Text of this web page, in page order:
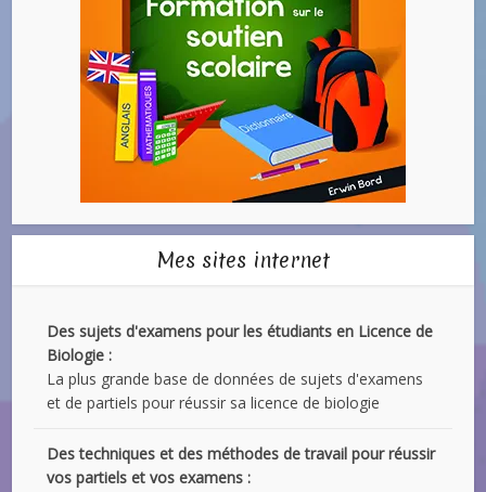
Mes sites internet
Des sujets d'examens pour les étudiants en Licence de
Biologie :
La plus grande base de données de sujets d'examens
et de partiels pour réussir sa licence de biologie
Des techniques et des méthodes de travail pour réussir
vos partiels et vos examens :